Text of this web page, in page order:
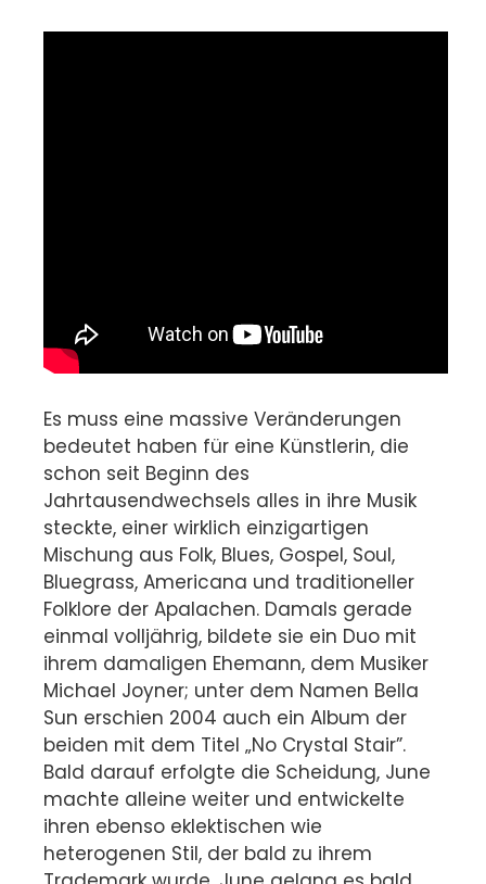
Es muss eine massive Veränderungen
bedeutet haben für eine Künstlerin, die
schon seit Beginn des
Jahrtausendwechsels alles in ihre Musik
steckte, einer wirklich einzigartigen
Mischung aus Folk, Blues, Gospel, Soul,
Bluegrass, Americana und traditioneller
Folklore der Apalachen. Damals gerade
einmal volljährig, bildete sie ein Duo mit
ihrem damaligen Ehemann, dem Musiker
Michael Joyner; unter dem Namen Bella
Sun erschien 2004 auch ein Album der
beiden mit dem Titel „No Crystal Stair”.
Bald darauf erfolgte die Scheidung, June
machte alleine weiter und entwickelte
ihren ebenso eklektischen wie
heterogenen Stil, der bald zu ihrem